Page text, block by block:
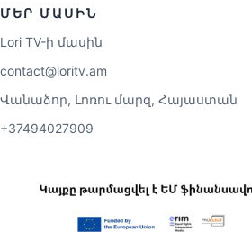
ՄԵՐ ՄԱՍԻՆ
Lori TV-ի մասին
contact@loritv.am
Վանաձոր, Լոռու մարզ, Հայաստան
+37494027909